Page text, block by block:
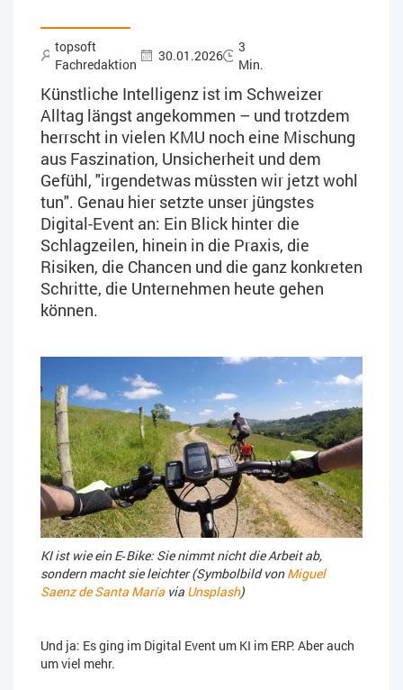
topsoft
Fachredaktion
30.01.2026
3
Min.
Künstliche Intelligenz ist im Schweizer
Alltag längst angekommen – und trotzdem
herrscht in vielen KMU noch eine Mischung
aus Faszination, Unsicherheit und dem
Gefühl, "irgendetwas müssten wir jetzt wohl
tun". Genau hier setzte unser jüngstes
Digital-Event an: Ein Blick hinter die
Schlagzeilen, hinein in die Praxis, die
Risiken, die Chancen und die ganz konkreten
Schritte, die Unternehmen heute gehen
können.
KI ist wie ein E‑Bike: Sie nimmt nicht die Arbeit ab,
sondern macht sie leichter (Symbolbild vonMiguel
Saenz de Santa María via Unsplash)
Und ja: Es ging im Digital Event um KI im ERP. Aber auch
um viel mehr.